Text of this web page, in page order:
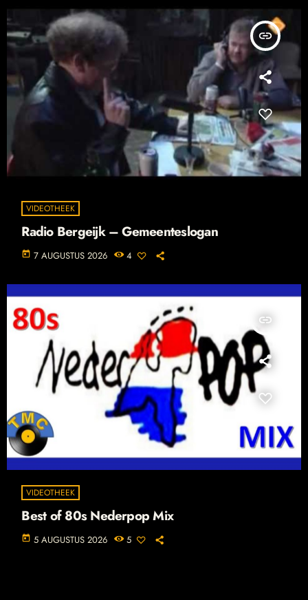
insert_link
VIDEOTHEEK
Radio Bergeijk – Gemeenteslogan
today 7 AUGUSTUS 2026 4
insert_link
VIDEOTHEEK
Best of 80s Nederpop Mix
today 5 AUGUSTUS 2026 5